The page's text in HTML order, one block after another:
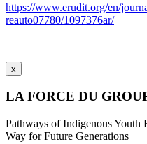
https://www.erudit.org/en/
reauto07780/1097376ar/
x
LA FORCE DU
Pathways of Indigenous Youth
Way for Future Generations